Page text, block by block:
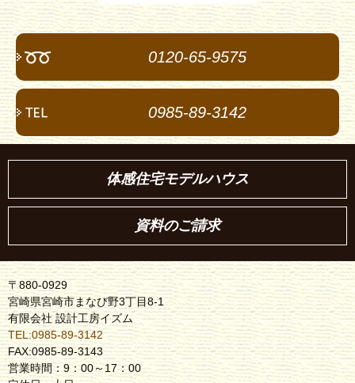
0120-65-9575
0985-89-3142
体感住宅モデルハウス
資料のご請求
〒880-0929
宮崎県宮崎市まなび野3丁目8-1
有限会社 設計工房イズム
TEL:0985-89-3142
FAX:0985-89-3143
営業時間：9：00～17：00